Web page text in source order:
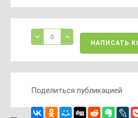
0
НАПИСАТЬ
Поделиться публикацией